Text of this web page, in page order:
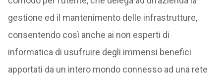
gestione ed il mantenimento delle infrastrutture,
consentendo così anche ai non esperti di
informatica di usufruire degli immensi benefici
apportati da un intero mondo connesso ad una rete